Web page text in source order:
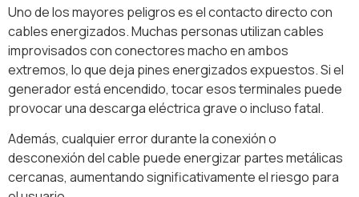
Uno de los mayores peligros es el contacto directo con
cables energizados. Muchas personas utilizan cables
improvisados con conectores macho en ambos
extremos, lo que deja pines energizados expuestos. Si el
generador está encendido, tocar esos terminales puede
provocar una descarga eléctrica grave o incluso fatal.
Además, cualquier error durante la conexión o
desconexión del cable puede energizar partes metálicas
cercanas, aumentando significativamente el riesgo para